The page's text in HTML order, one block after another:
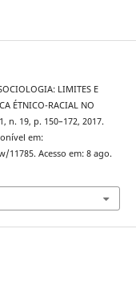
LIMITES E
ÉTNICO-RACIAL NO
n. 19, p. 150–172, 2017.
em:
Acesso em: 8 ago.